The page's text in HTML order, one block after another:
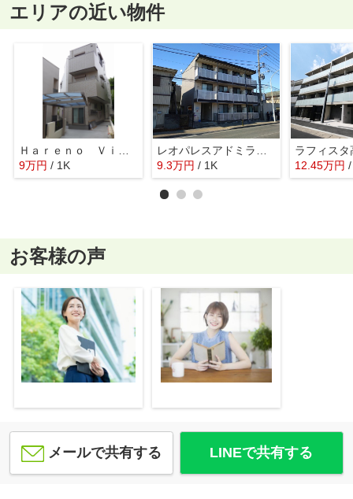
エリアの近い物件
9万円 / 1K
9.3万円 / 1K
ラフィスタ
12.45万円
お客様の声
メールで共有する LINEで共有する